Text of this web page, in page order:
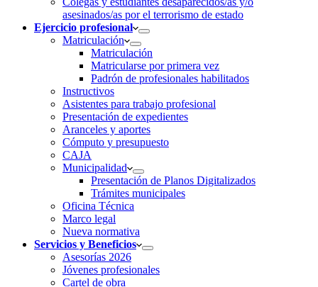
asesinados/as por el terrorismo de estado
Ejercicio profesional
Matriculación
Matriculación
Matricularse por primera vez
Padrón de profesionales habilitados
Instructivos
Asistentes para trabajo profesional
Presentación de expedientes
Aranceles y aportes
Cómputo y presupuesto
CAJA
Municipalidad
Presentación de Planos Digitalizados
Trámites municipales
Oficina Técnica
Marco legal
Nueva normativa
Servicios y Beneficios
Asesorías 2026
Jóvenes profesionales
Cartel de obra